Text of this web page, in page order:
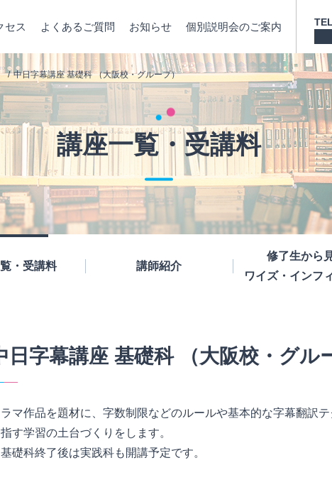
TEL
・受講料 講師紹介
修了生から
ワイズ・インフ
セス よくあるご質問 お知らせ 個別説明会のご案内
中日字幕講座 基礎科 （大阪校・グループ）
講座一覧・受講料
日字幕講座 基礎科 （大阪校・グル
マ作品を題材に、字数制限などのルールや基本的な字幕翻訳
す学習の土台づくりをします。
礎科終了後は実践科も開講予定です。